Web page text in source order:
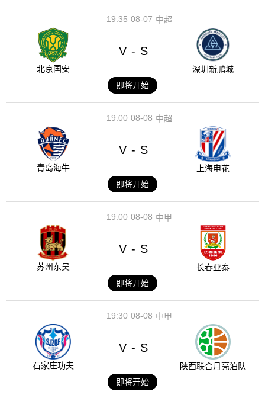
08-07
19:35 中超
北京国安
V - S
深圳新鹏城
即将开始
08-08
19:00 中超
青岛海牛
V - S
上海申花
即将开始
08-08
19:00 中甲
苏州东吴
V - S
长春亚泰
即将开始
08-08
19:30 中甲
石家庄功夫
V - S
陕西联合月亮泊队
即将开始